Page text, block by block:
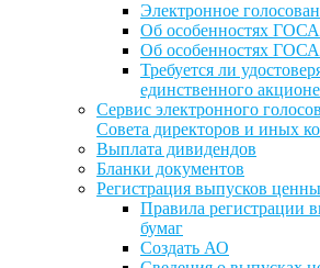
Электронное
Об особенностях
Об особенностях
Требуется ли
единственного
Сервис электронного
Совета директоров и иных
Выплата дивидендов
Бланки документов
Регистрация выпусков
Правила регистрации
бумаг
Создать АО